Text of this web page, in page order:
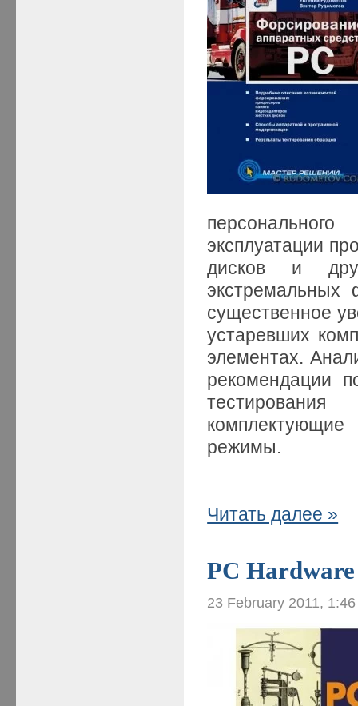
эксплуатации
дисков и
экстремальных
существенное
устаревших
элементах.
рекомендации
режимы.
Читать далее »
PC
23 February 2011,